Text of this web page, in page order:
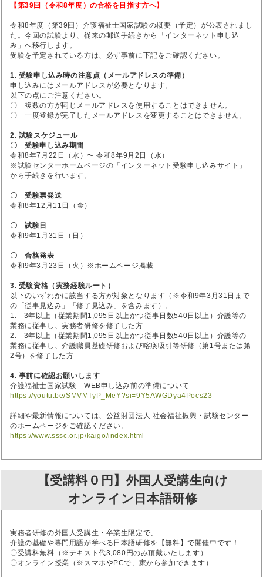
【第39回（令和8年度）の合格を目指す方へ】
令和8年度（第39回）介護福祉士国家試験の概要（予定）が公表されまし
た。今回の試験より、従来の郵送手続きから「インターネット申し込
み」へ移行します。
受験を予定されている方は、必ず事前に下記をご確認ください。
1. 受験申し込み時の注意点（メールアドレスの準備）
申し込みにはメールアドレスが必要となります。
以下の点にご注意ください。
〇 複数の方が同じメールアドレスを使用することはできません。
〇 一度登録が完了したメールアドレスを変更することはできません。
2. 試験スケジュール
〇 受験申し込み期間
令和8年7月22日（水）〜 令和8年9月2日（水）
※試験センターホームページの「インターネット受験申し込みサイト」
から手続きを行います。
〇 受験票発送
令和8年12月11日（金）
〇 試験日
令和9年1月31日（日）
〇 合格発表
令和9年3月23日（火）※ホームページ掲載
3. 受験資格（実務経験ルート）
以下のいずれかに該当する方が対象となります（※令和9年3月31日まで
の「従事見込み」「修了見込み」を含みます）。
1. 3年以上（従業期間1,095日以上かつ従事日数540日以上）介護等の
業務に従事し、実務者研修を修了した方
2. 3年以上（従業期間1,095日以上かつ従事日数540日以上）介護等の
業務に従事し、介護職員基礎研修および喀痰吸引等研修（第1号または第
2号）を修了した方
4. 事前に確認お願いします
介護福祉士国家試験 WEB申し込み前の準備について
https://youtu.be/SMVMTyP_MeY?si=9Y5AWGDya4Pocs23
詳細や最新情報については、公益財団法人 社会福祉振興・試験センター
のホームページをご確認ください。
https://www.sssc.or.jp/kaigo/index.html
【受講料０円】外国人受講生向け
オンライン日本語研修
実務者研修の外国人受講生・卒業生限定で、
介護の基礎や専門用語が学べる日本語研修を【無料】で開催中です！
〇受講料無料（※テキスト代3,080円のみ頂戴いたします）
〇オンライン授業（※スマホやPCで、家から参加できます）